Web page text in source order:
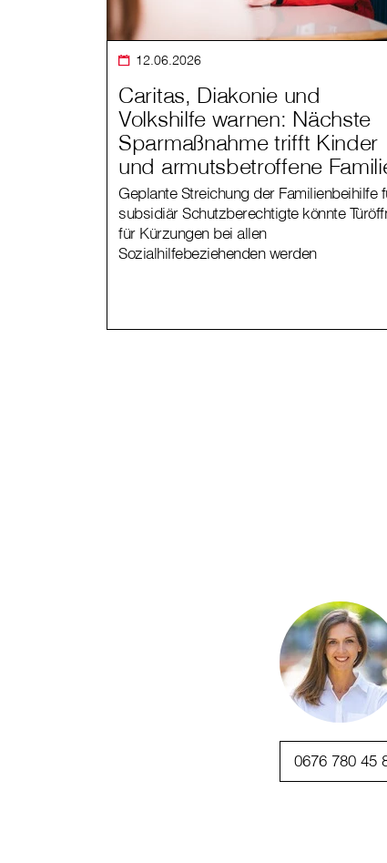
12.06.2026
Caritas, Diakonie und
Volkshilfe warnen: Nächste
Sparmaßnahme trifft Kinder
und armutsbetroffene
Geplante Streichung der Familienbeihilfe
subsidiär Schutzberechtigte könnte
für Kürzungen bei allen
Sozialhilfebeziehenden werden
0676 780 45